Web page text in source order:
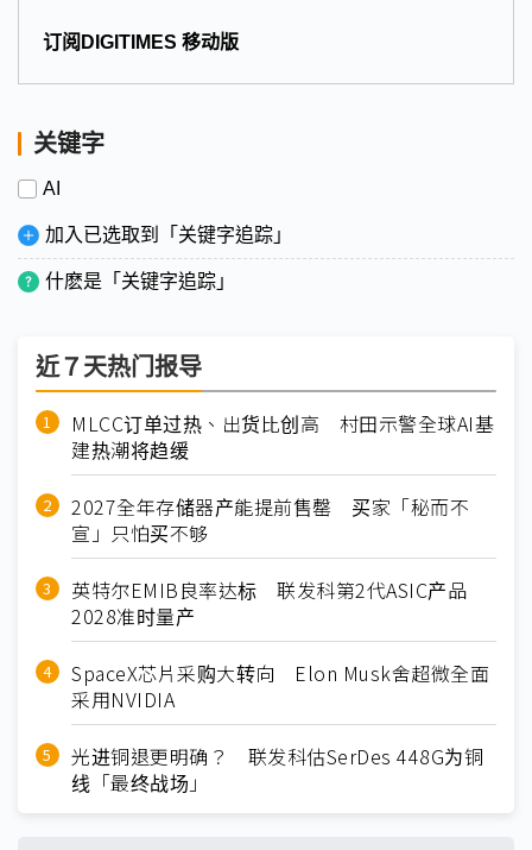
订阅DIGITIMES 移动版
关键字
AI
加入已选取到「关键字追踪」
什麽是「关键字追踪」
近７天热门报导
MLCC订单过热、出货比创高 村田示警全球AI基
建热潮将趋缓
2027全年存储器产能提前售罄 买家「秘而不
宣」只怕买不够
英特尔EMIB良率达标 联发科第2代ASIC产品
2028准时量产
SpaceX芯片采购大转向 Elon Musk舍超微全面
采用NVIDIA
光进铜退更明确？ 联发科估SerDes 448G为铜
线「最终战场」